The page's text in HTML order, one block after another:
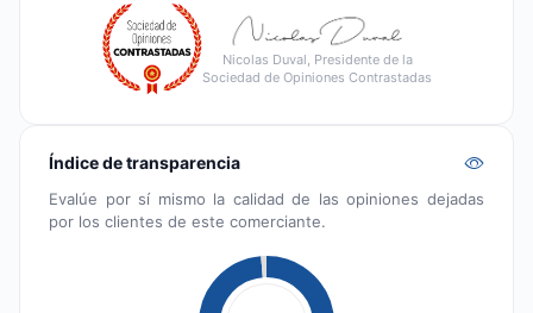
Nicolas Duval, Presidente de la
Sociedad de Opiniones Contrastadas
Índice de transparencia
Evalúe por sí mismo la calidad de las opiniones dejadas
por los clientes de este comerciante.